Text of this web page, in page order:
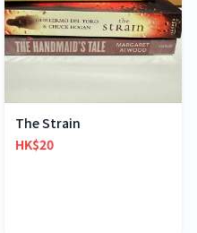
The Strain
HK$20